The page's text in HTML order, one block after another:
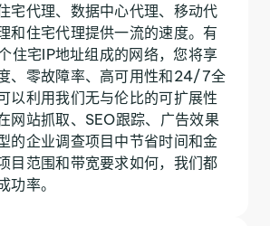
宅代理、数据中心代理、移动代
和住宅代理提供一流的速度。有
住宅IP地址组成的网络，您将享
、零故障率、高可用性和24/7全
以利用我们无与伦比的可扩展性
网站抓取、SEO跟踪、广告效果
的企业调查项目中节省时间和金
目范围和带宽要求如何，我们都
功率。